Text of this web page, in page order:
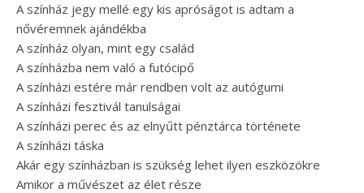
A színház jegy mellé egy kis apróságot is adtam a
nővéremnek ajándékba
A színház olyan, mint egy család
A színházba nem való a futócipő
A színházi estére már rendben volt az autógumi
A színházi fesztivál tanulságai
A színházi perec és az elnyűtt pénztárca története
A színházi táska
Akár egy színházban is szükség lehet ilyen eszközökre
Amikor a művészet az élet része